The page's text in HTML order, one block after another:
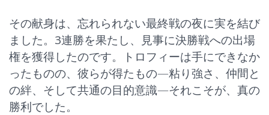
その献身は、忘れられない最終戦の夜に実を結び
ました。 3連勝を果たし、見事に決勝戦への出場
権を獲得したのです。トロフィーは手にできなか
ったものの、彼らが得たもの—粘り強さ、仲間と
の絆、そして共通の目的意識—それこそが、真の
勝利でした。